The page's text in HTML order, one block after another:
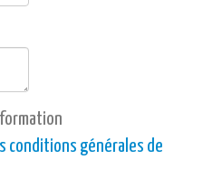
conditions générales de